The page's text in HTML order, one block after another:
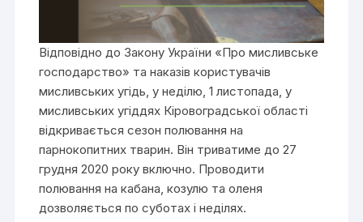
Відповідно до Закону України «Про мисливське
господарство» та наказів користувачів
мисливських угідь, у неділю, 1 листопада, у
мисливських угіддях Кіровоградської області
відкривається сезон полювання на
парнокопитних тварин. Він триватиме до 27
грудня 2020 року включно. Проводити
полювання на кабана, козулю та оленя
дозволяється по суботах і неділях.